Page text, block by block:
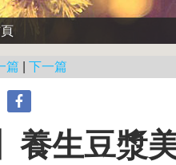
篇 下一篇
養生豆漿